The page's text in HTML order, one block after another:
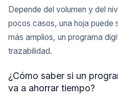
Depende del volumen y del
pocos casos, una hoja puede
más amplios, un programa
trazabilidad.
¿Cómo saber si un
va a ahorrar tiempo?